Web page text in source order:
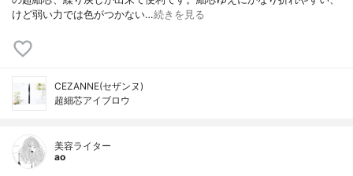
けど弱い力では色がつかない…続きを見る
CEZANNE(セザンヌ)
超細芯アイブロウ
美容ライター
ao